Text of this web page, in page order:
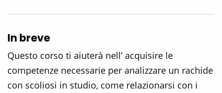
In breve
Questo corso ti aiuterà nell’ acquisire le
competenze necessarie per analizzare un rachide
con scoliosi in studio, come relazionarsi con i